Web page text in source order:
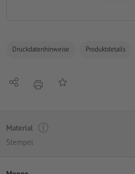
Druckdatenhinweise Produktdetails
Teilen DruckenAuf die Merkliste
Material
Stempel